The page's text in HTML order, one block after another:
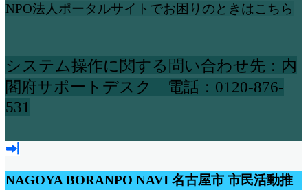
NPO法人ポータルサイトでお困りのときはこちら
システム操作に関する問い合わせ先：内
閣府サポートデスク 電話：0120-876-
531
NAGOYA BORANPO NAVI 名古屋市 市民活動推